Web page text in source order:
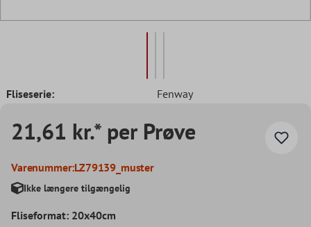
Fliseserie: Fenway
21,61 kr.* per Prøve
Varenummer:LZ79139_muster
Ikke længere tilgængelig
Fliseformat: 20x40cm